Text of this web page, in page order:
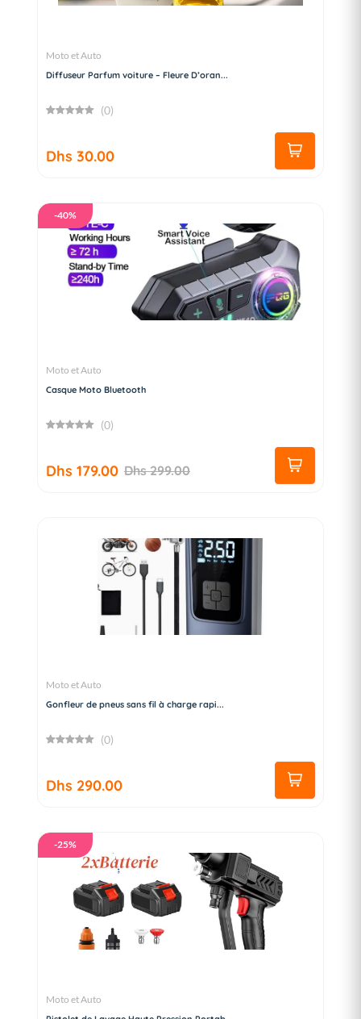
Moto et Auto
Diffuseur Parfum voiture – Fleure D’oran...
(0)
Dhs 30.00
-40%
Moto et Auto
Casque Moto Bluetooth
(0)
Dhs 179.00 Dhs 299.00
Moto et Auto
Gonfleur de pneus sans fil à charge rapi...
(0)
Dhs 290.00
-25%
Moto et Auto